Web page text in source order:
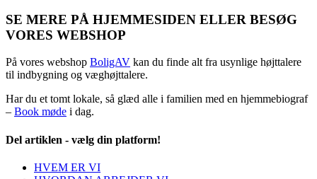
SE MERE PÅ HJEMMESIDEN ELLER BESØG
VORES WEBSHOP
På vores webshop BoligAV kan du finde alt fra usynlige højttalere
til indbygning og væghøjttalere.
Har du et tomt lokale, så glæd alle i familien med en hjemmebiograf
– Book møde i dag.
Del artiklen - vælg din platform!
Facebook
LinkedIn
PinterestHVEM ER VI